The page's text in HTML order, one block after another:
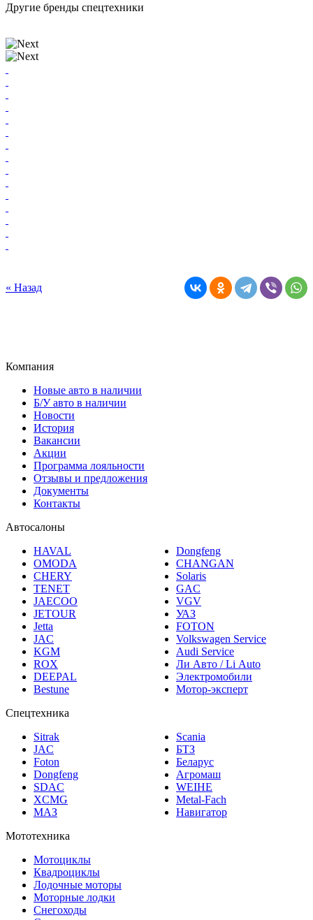
Другие бренды спецтехники
« Назад
Компания
Новые авто в наличии
Б/У авто в наличии
Новости
История
Вакансии
Акции
Программа лояльности
Отзывы и предложения
Документы
Контакты
Автосалоны
HAVAL
OMODA
CHERY
TENET
JAECOO
JETOUR
Jetta
JAC
KGM
ROX
DEEPAL
Bestune
Dongfeng
CHANGAN
Solaris
GAC
VGV
УАЗ
FOTON
Volkswagen Service
Audi Service
Ли Авто / Li Auto
Электромобили
Мотор-эксперт
Спецтехника
Sitrak
JAC
Foton
Dongfeng
SDAC
XCMG
МАЗ
Scania
БТЗ
Беларус
Агромаш
WEIHE
Metal-Fach
Навигатор
Мототехника
Мотоциклы
Квадроциклы
Лодочные моторы
Моторные лодки
Снегоходы